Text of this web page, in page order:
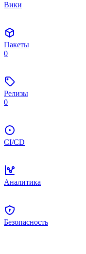
Вики
Пакеты
0
Релизы
0
CI/CD
Аналитика
Безопасность